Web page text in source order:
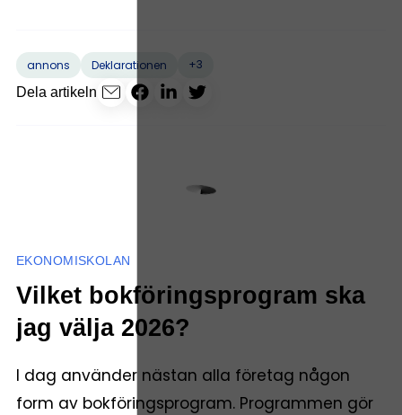
annons Deklarationen
+3
Dela artikeln
EKONOMISKOLAN
Vilket bokföringsprogram ska
jag välja 2026?
I dag använder nästan alla företag någon
form av bokföringsprogram. Programmen gör